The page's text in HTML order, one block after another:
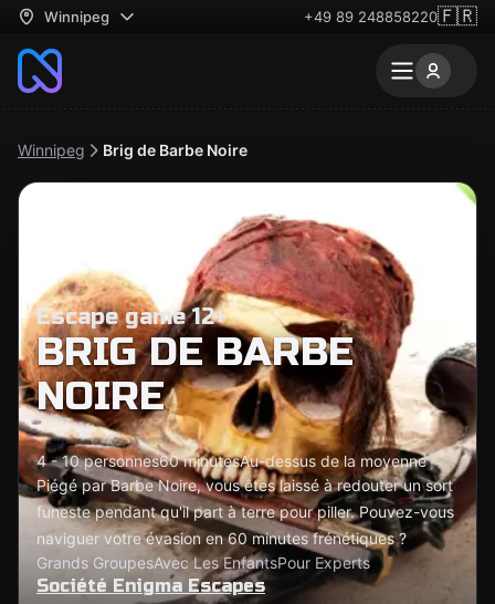
Winnipeg +49 89 248858220🇫🇷
Winnipeg Brig de Barbe Noire
Escape game 12+
BRIG DE BARBE
NOIRE
4 - 10 personnes60 minutesAu-dessus de la moyenne
Piégé par Barbe Noire, vous êtes laissé à redouter un sort
funeste pendant qu'il part à terre pour piller. Pouvez-vous
naviguer votre évasion en 60 minutes frénétiques ?
Grands GroupesAvec Les EnfantsPour Experts
Société Enigma Escapes